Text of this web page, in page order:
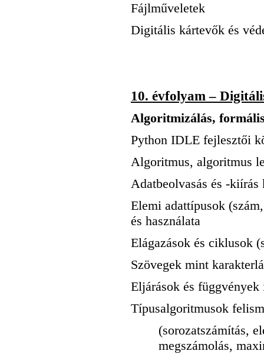
Fájlműveletek
Digitális kártevők és
10. évfolyam –
Algoritmizálás,
Python IDLE fejlesztői
Algoritmus, algoritmus
Adatbeolvasás és -
Elemi adattípusok
és használata
Elágazások és ciklusok
Szövegek mint
Eljárások és függvények
Típusalgoritmusok
(sorozatszámítás,
megszámolás,